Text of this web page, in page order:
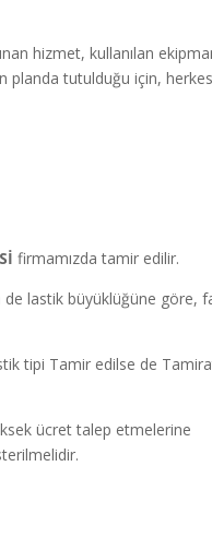
hizmet, kullanılan
planda tutulduğu için,
firmamızda tamir edilir.
lastik büyüklüğüne göre,
tipi Tamir edilse de
ücret talep etmelerine